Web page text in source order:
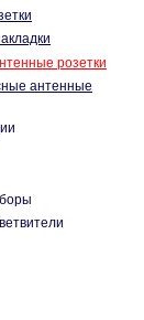
розетки
антенные